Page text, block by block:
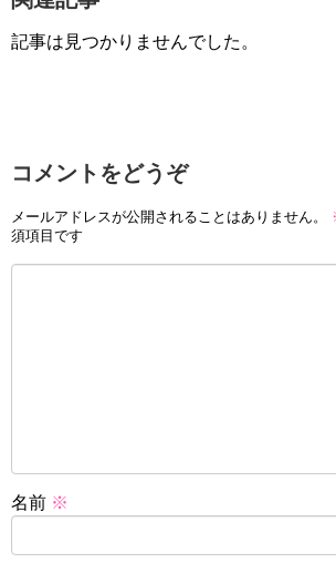
記事は見つかりませんでした。
コメントをどうぞ
メールアドレスが公開されることはありません。
須項目です
名前 ※